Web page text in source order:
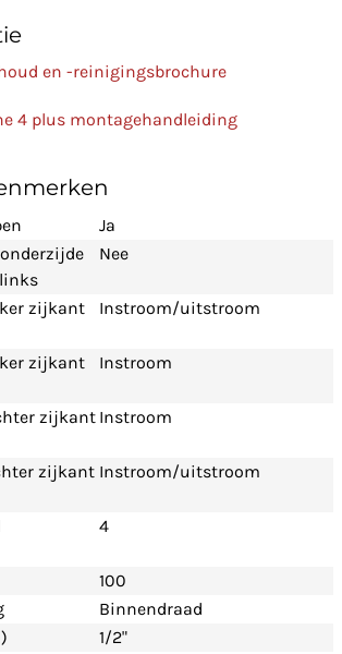
en -reinigingsbrochure
4 plus montagehandleiding
Ja
Nee
zijkant
Instroom/uitstroom
zijkant
Instroom
zijkant Instroom
zijkant Instroom/uitstroom
4
100
Binnendraad
1/2"